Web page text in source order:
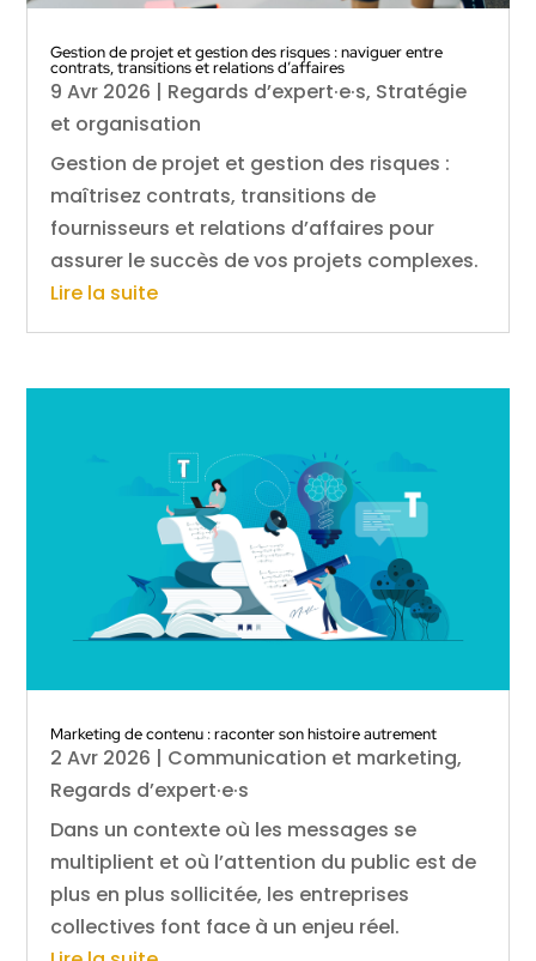
Gestion de projet et gestion des risques : naviguer entre
contrats, transitions et relations d’affaires
9 Avr 2026 | Regards d’expert·e·s, Stratégie
et organisation
Gestion de projet et gestion des risques :
maîtrisez contrats, transitions de
fournisseurs et relations d’affaires pour
assurer le succès de vos projets complexes.
Lire la suite
Marketing de contenu : raconter son histoire autrement
2 Avr 2026 | Communication et marketing,
Regards d’expert·e·s
Dans un contexte où les messages se
multiplient et où l’attention du public est de
plus en plus sollicitée, les entreprises
collectives font face à un enjeu réel.